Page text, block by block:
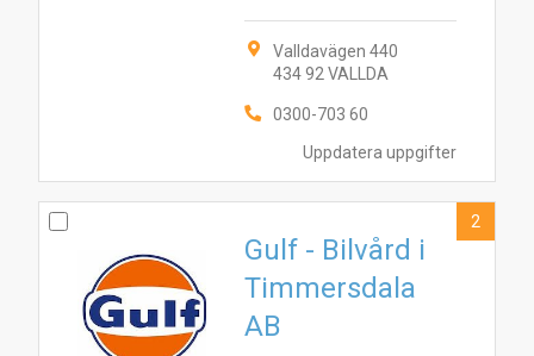
Uppdatera uppgifter
Valldavägen 440
434 92 VALLDA
0300-703 60
Gulf - Bilvård i
Timmersdala
AB
2